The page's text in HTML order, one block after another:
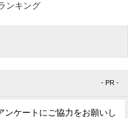
ンキング
- PR -
ンケートにご協力をお願いし